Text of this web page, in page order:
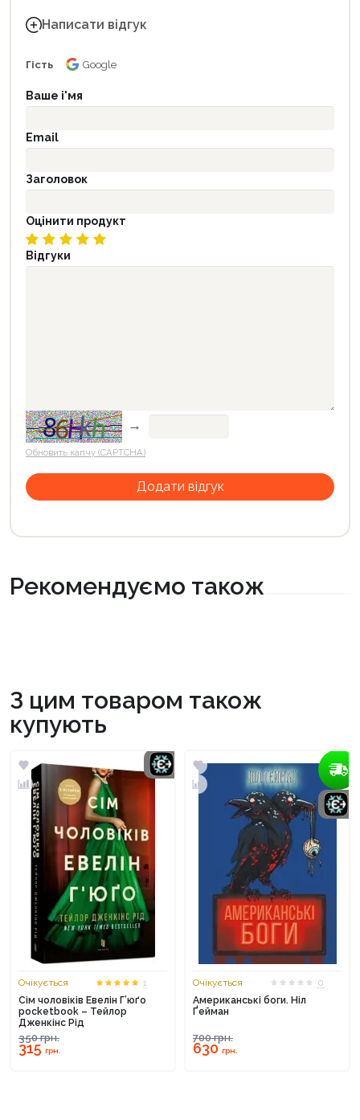
Написати відгук
Гість Google
Ваше і'мя
Email
Заголовок
Оцінити продукт
Відгуки
→
Обновить капчу (CAPTCHA)
Рекомендуємо також
З цим товаром також
купують
Очікується
1
Сім чоловіків Евелін Г’юґо
pocketbook – Тейлор
Дженкінс Рід
350грн.
315грн.
Очікується
0
Американські боги. Ніл
Ґейман
700грн.
630 грн.